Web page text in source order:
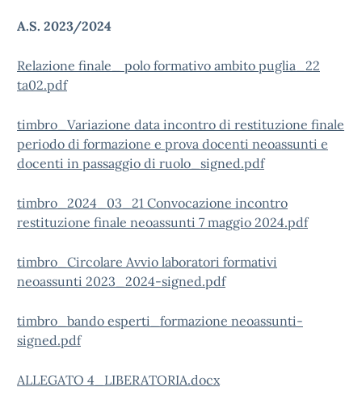
A.S. 2023/2024
Relazione finale_ polo formativo ambito puglia_22
ta02.pdf
timbro_Variazione data incontro di restituzione finale
periodo di formazione e prova docenti neoassunti e
docenti in passaggio di ruolo_signed.pdf
timbro_2024_03_21 Convocazione incontro
restituzione finale neoassunti 7 maggio 2024.pdf
timbro_Circolare Avvio laboratori formativi
neoassunti 2023_2024-signed.pdf
timbro_bando esperti_formazione neoassunti-
signed.pdf
ALLEGATO 4_LIBERATORIA.docx